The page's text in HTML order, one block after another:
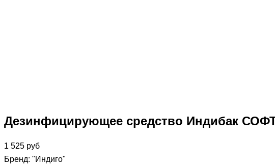
Дезинфицирующее средство Индибак СОФТ
1 525 руб
Бренд: "Индиго"